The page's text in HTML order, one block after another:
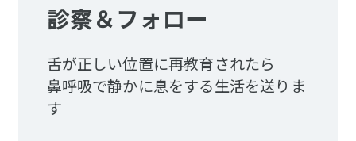
診察＆フォロー
舌が正しい位置に再教育されたら
鼻呼吸で静かに息をする生活を送りま
す